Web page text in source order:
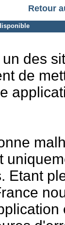
Retour
des
de
Etant